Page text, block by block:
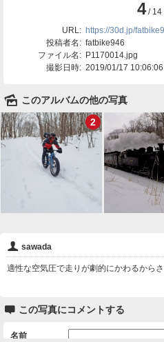
4/ 14
URL: https://30d.jp/
投稿者名: fatbike946
ファイル名: P1170014.jpg
撮影日時: 2019/01/17 10:06:06
🌄 このアルバムの他の写真
2
👤 sawada
適性な空気圧で走りが劇的にかわるからさ
 この写真にコメントする
名前